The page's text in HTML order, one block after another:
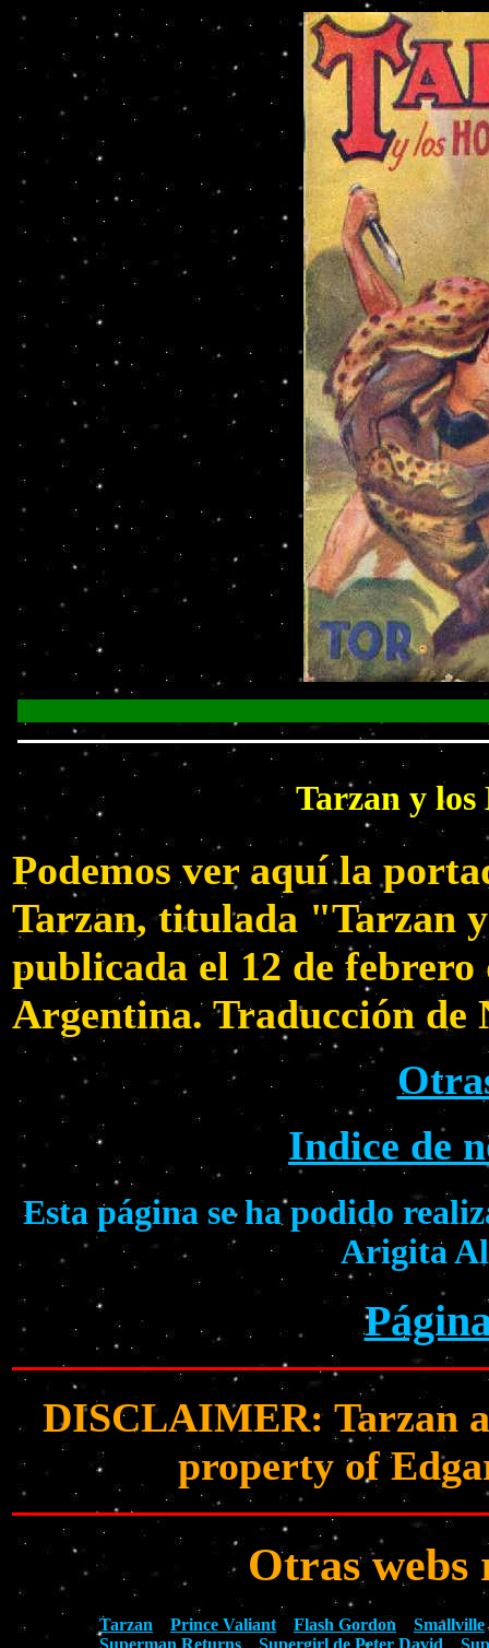
Tarzan y
Podemos ver aquí la
Tarzan, titulada "Tarzan
publicada el 12 de febrero
Argentina. Traducción de
Indice de
Esta página se ha podido
Arigita
DISCLAIMER: Tarzan
property of
Otras webs
Tarzan Prince Valiant Flash Gordon
Smallville
Superman Returns
Supergirl de Peter David